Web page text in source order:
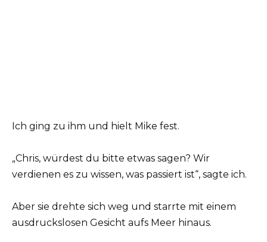
Ich ging zu ihm und hielt Mike fest.
„Chris, würdest du bitte etwas sagen? Wir
verdienen es zu wissen, was passiert ist“, sagte ich.
Aber sie drehte sich weg und starrte mit einem
ausdruckslosen Gesicht aufs Meer hinaus.